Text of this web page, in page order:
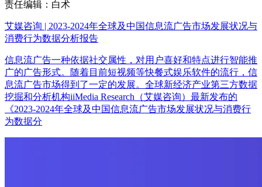
责任编辑：白术
艾媒咨询 | 2023-2024年全球及中国信息流广告市场发展状况与
消费行为数据分析报告
信息流广告一种依据社交属性，对用户喜好和特点进行智能推
广的广告形式。随着目前短视频等快餐式娱乐软件的流行，信
息流广告市场得到了一定的发展。全球新经济产业第三方数据
挖掘和分析机构iiMedia Research（艾媒咨询）最新发布的
《2023-2024年全球及中国信息流广告市场发展状况与消费行
为数据分